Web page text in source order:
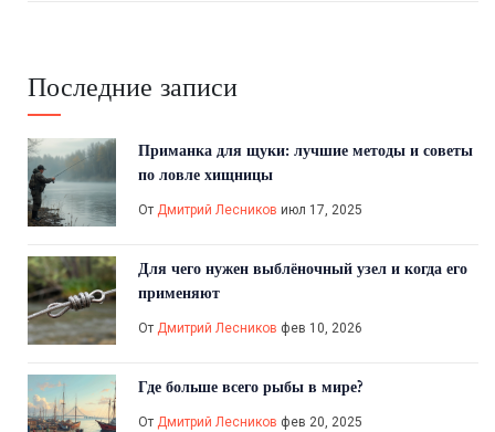
Последние записи
Приманка для щуки: лучшие методы и советы
по ловле хищницы
От Дмитрий Лесников июл 17, 2025
Для чего нужен выблёночный узел и когда его
применяют
От Дмитрий Лесников фев 10, 2026
Где больше всего рыбы в мире?
От Дмитрий Лесников фев 20, 2025